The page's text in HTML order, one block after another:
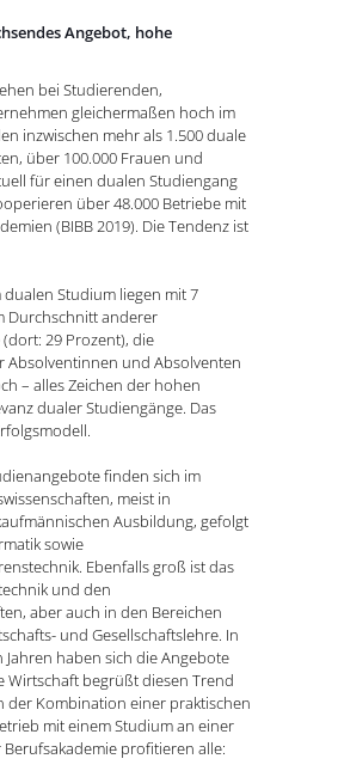
Angebot, hohe
bei Studierenden,
gleichermaßen hoch im
inzwischen mehr als 1.500 duale
über 100.000 Frauen und
für einen dualen Studiengang
über 48.000 Betriebe mit
(BIBB 2019). Die Tendenz ist
Studium liegen mit 7
Durchschnitt anderer
29 Prozent), die
Absolventinnen und Absolventen
– alles Zeichen der hohen
dualer Studiengänge. Das
finden sich im
meist in
Ausbildung, gefolgt
sowie
Ebenfalls groß ist das
und den
aber auch in den Bereichen
und Gesellschaftslehre. In
haben sich die Angebote
Wirtschaft begrüßt diesen Trend
der Kombination einer praktischen
mit einem Studium an einer
profitieren alle: